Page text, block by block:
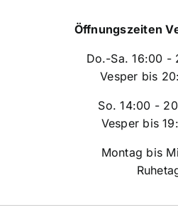
Öffnungszeiten
Do.-Sa. 16:00 -
Vesper bis
So. 14:00 -
Vesper bis
Montag bis